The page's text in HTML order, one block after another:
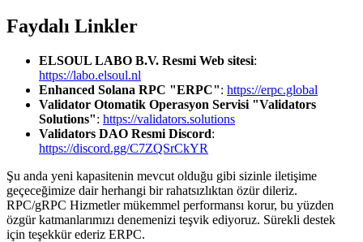
Faydalı Linkler
ELSOUL LABO B.V. Resmi Web sitesi:
https://labo.elsoul.nl
Enhanced Solana RPC "ERPC": https://erpc.global
Validator Otomatik Operasyon Servisi "Validators
Solutions": https://validators.solutions
Validators DAO Resmi Discord:
https://discord.gg/C7ZQSrCkYR
Şu anda yeni kapasitenin mevcut olduğu gibi sizinle iletişime
geçeceğimize dair herhangi bir rahatsızlıktan özür dileriz.
RPC/gRPC Hizmetler mükemmel performansı korur, bu yüzden
özgür katmanlarımızı denemenizi teşvik ediyoruz. Sürekli destek
için teşekkür ederiz ERPC.